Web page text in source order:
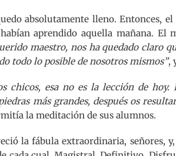
absolutamente lleno. Entonces,
aprendido aquella mañana. El
maestro, nos ha quedado claro
todo lo posible de nosotros mismos”,
chicos, esa no es la lección de
más grandes, después os
la meditación de sus alumnos.
la fábula extraordinaria, señores,